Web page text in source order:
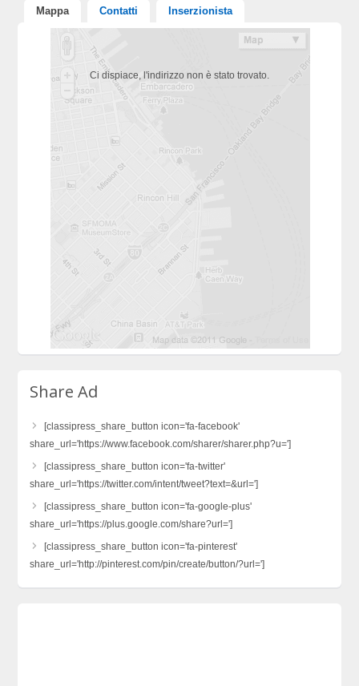
Mappa Contatti Inserzionista
Ci dispiace, l'indirizzo non è stato trovato.
Share Ad
[classipress_share_button icon='fa-facebook'
share_url='https://www.facebook.com/sharer/sharer.php?u=']
[classipress_share_button icon='fa-twitter'
share_url='https://twitter.com/intent/tweet?text=&url=']
[classipress_share_button icon='fa-google-plus'
share_url='https://plus.google.com/share?url=']
[classipress_share_button icon='fa-pinterest'
share_url='http://pinterest.com/pin/create/button/?url=']